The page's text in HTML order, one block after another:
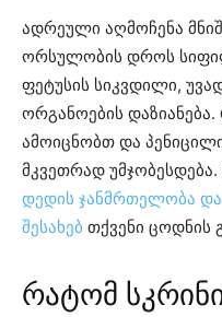
ადრეული აღმოჩენა
ორსულობის დროს
ფეტუსის სიკვდილი,
ორგანოების
ამოიცნობთ და
მკვეთრად
დედის ჯანმრთელობა
შესახებ თქვენი ცოდნის
რატომ